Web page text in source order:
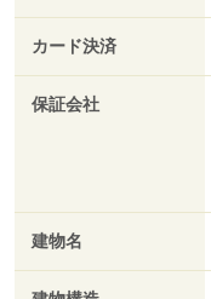
カード決済
保証会社
建物名